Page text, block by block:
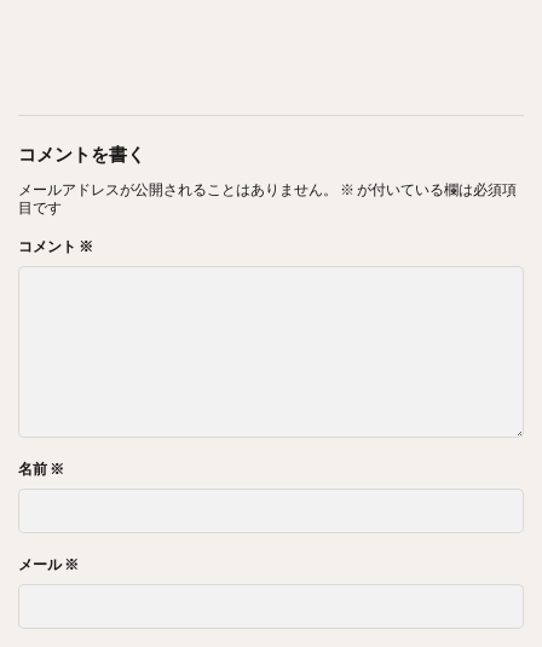
コメントを書く
メールアドレスが公開されることはありません。 ※ が付いている欄は必須項
目です
コメント ※
名前 ※
メール※